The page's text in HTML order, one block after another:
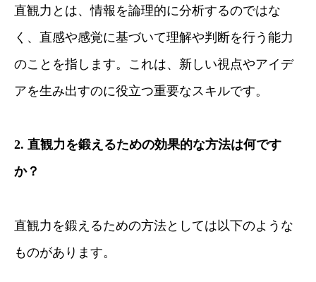
直観力とは、情報を論理的に分析するのではな
く、直感や感覚に基づいて理解や判断を行う能力
のことを指します。これは、新しい視点やアイデ
アを生み出すのに役立つ重要なスキルです。
2. 直観力を鍛えるための効果的な方法は何です
か？
直観力を鍛えるための方法としては以下のような
ものがあります。